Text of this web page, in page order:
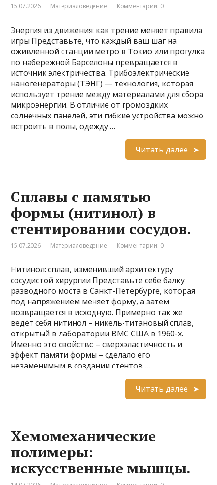
15.07.2026 Материаловедение Комментарии: 0
Энергия из движения: как трение меняет правила
игры Представьте, что каждый ваш шаг на
оживленной станции метро в Токио или прогулка
по набережной Барселоны превращается в
источник электричества. Трибоэлектрические
наногенераторы (ТЭНГ) — технология, которая
использует трение между материалами для сбора
микроэнергии. В отличие от громоздких
солнечных панелей, эти гибкие устройства можно
встроить в полы, одежду …
Читать далее
Сплавы с памятью
формы (нитинол) в
стентировании сосудов.
15.07.2026 Материаловедение Комментарии: 0
Нитинол: сплав, изменивший архитектуру
сосудистой хирургии Представьте себе балку
разводного моста в Санкт-Петербурге, которая
под напряжением меняет форму, а затем
возвращается в исходную. Примерно так же
ведёт себя нитинол – никель-титановый сплав,
открытый в лаборатории ВМС США в 1960-х.
Именно это свойство – сверхэластичность и
эффект памяти формы – сделало его
незаменимым в создании стентов …
Читать далее
Хемомеханические
полимеры:
искусственные мышцы.